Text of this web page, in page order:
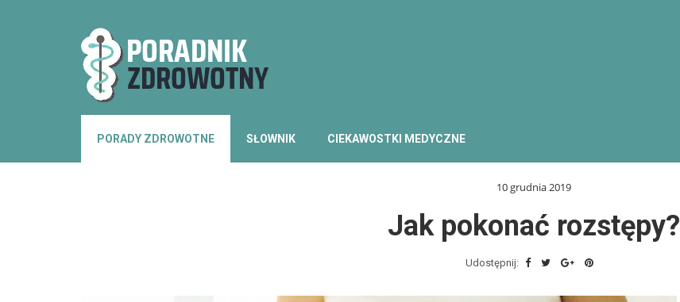
PORADY ZDROWOTNE SŁOWNIK CIEKAWOSTKI MEDYCZNE
10 grudnia 2019
Jak pokonać rozstępy?
Udostępnij: